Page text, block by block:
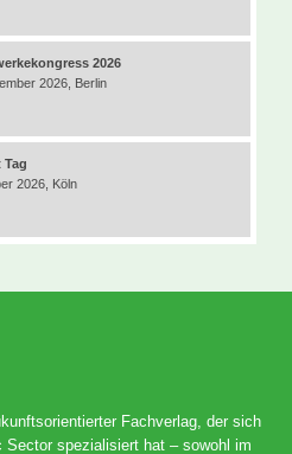
2026
2026, Berlin
Tag
2026, Köln
Fachverlag, der sich
spezialisiert hat – sowohl im